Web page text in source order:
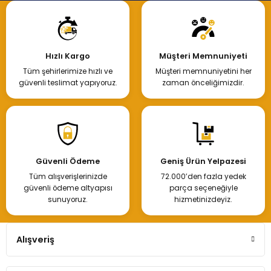
Hızlı Kargo
Tüm şehirlerimize hızlı ve
güvenli teslimat yapıyoruz.
Müşteri Memnuniyeti
Müşteri memnuniyetini her
zaman önceliğimizdir.
Güvenli Ödeme
Tüm alışverişlerinizde
güvenli ödeme altyapısı
sunuyoruz.
Geniş Ürün Yelpazesi
72.000’den fazla yedek
parça seçeneğiyle
hizmetinizdeyiz.
Alışveriş